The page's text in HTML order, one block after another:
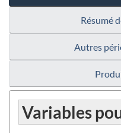
Résumé
Autres
Variables